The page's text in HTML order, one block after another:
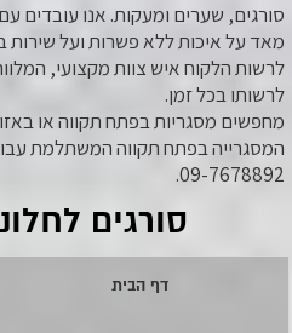
סורגים, שערים ומעקות. אנו עובדים
מאד על איכות ללא פשרות ועל
לרשות הלקוח איש צוות מקצועי,
לרשותו בכל זמן.
מחפשים מסגריות בפתח תקווה או
המסגרייה בפתח תקווה המשתלמת
09-7678892.
דף הבית
סורגים